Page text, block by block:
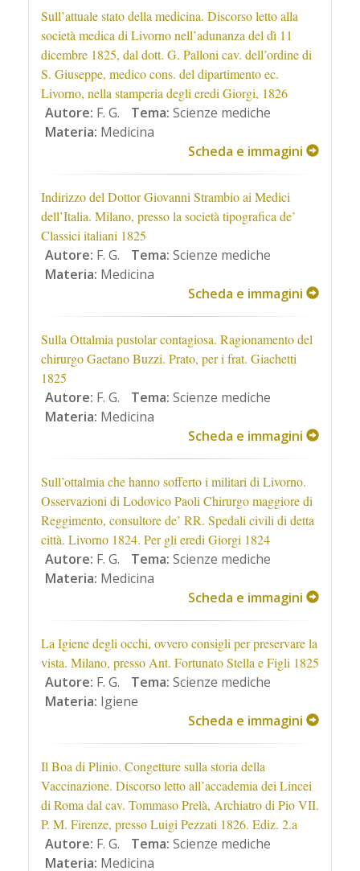
Sull’attuale stato della medicina. Discorso letto alla
società medica di Livorno nell’adunanza del dì 11
dicembre 1825, dal dott. G. Palloni cav. dell’ordine di
S. Giuseppe, medico cons. del dipartimento ec.
Livorno, nella stamperia degli eredi Giorgi, 1826
Autore: F. G. Tema: Scienze mediche
Materia: Medicina
Scheda e immagini
Indirizzo del Dottor Giovanni Strambio ai Medici
dell’Italia. Milano, presso la società tipografica de’
Classici italiani 1825
Autore: F. G. Tema: Scienze mediche
Materia: Medicina
Scheda e immagini
Sulla Ottalmia pustolar contagiosa. Ragionamento del
chirurgo Gaetano Buzzi. Prato, per i frat. Giachetti
1825
Autore: F. G. Tema: Scienze mediche
Materia: Medicina
Scheda e immagini
Sull’ottalmia che hanno sofferto i militari di Livorno.
Osservazioni di Lodovico Paoli Chirurgo maggiore di
Reggimento, consultore de’ RR. Spedali civili di detta
città. Livorno 1824. Per gli eredi Giorgi 1824
Autore: F. G. Tema: Scienze mediche
Materia: Medicina
Scheda e immagini
La Igiene degli occhi, ovvero consigli per preservare la
vista. Milano, presso Ant. Fortunato Stella e Figli 1825
Autore: F. G. Tema: Scienze mediche
Materia: Igiene
Scheda e immagini
Il Boa di Plinio. Congetture sulla storia della
Vaccinazione. Discorso letto all’accademia dei Lincei
di Roma dal cav. Tommaso Prelà, Archiatro di Pio VII.
P. M. Firenze, presso Luigi Pezzati 1826. Ediz. 2.a
Autore: F. G. Tema: Scienze mediche
Materia: Medicina